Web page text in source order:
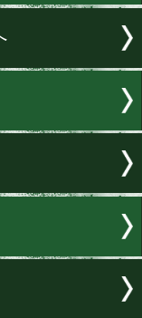
は当たり前
ごく意識
ールでの試
楽しみなと
ルのリン
もそうい